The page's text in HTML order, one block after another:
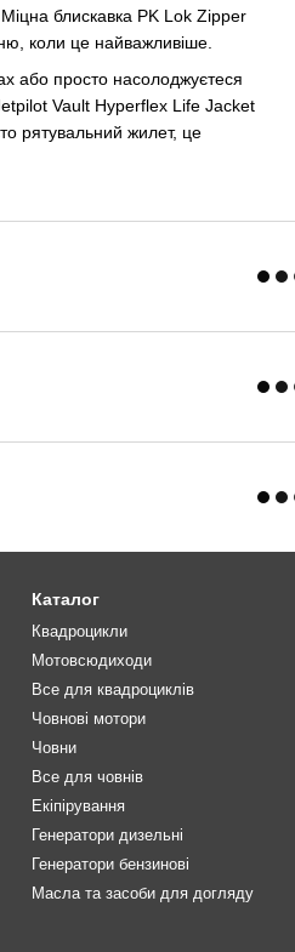
блискавка PK Lok Zipper
коли це найважливіше.
або просто насолоджуєтеся
Vault Hyperflex Life Jacket
рятувальний жилет, це
Каталог
Квадроцикли
Мотовсюдиходи
Все для квадроциклів
Човнові мотори
Човни
Все для човнів
Екіпірування
Генератори дизельні
Генератори бензинові
Масла та засоби для догляду